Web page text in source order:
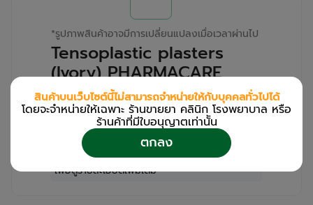
*รูปภาพสินค้าอาจมีการเปลี่ยนแปลงเมื่อเวลาผ่านไป
Tensoplastic plasters
(Ivory) PHARMACARE
(Box/100s)
สำหรับลูกค้าเฉพาะร้านขายยา คลินิก และโรง
พยาบาล
เข้าสู่ระบบ
เพื่อดูรายละเอียดเพิ่มเติม
สินค้าบนเว็บไซต์นี้ไม่สามารถจำหน่ายให้กับบุคคลทั่วไปได้
โดยจะจำหน่ายให้เฉพาะ ร้านขายยา คลินิก โรงพยาบาล หรือ
ร้านค้าที่มีใบอนุญาตเท่านััน
ตกลง